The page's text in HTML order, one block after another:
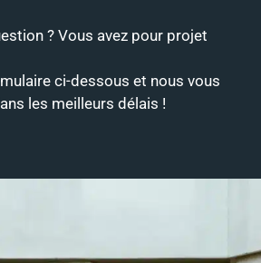
? Vous avez pour projet
ci-dessous et nous vous
les meilleurs délais !